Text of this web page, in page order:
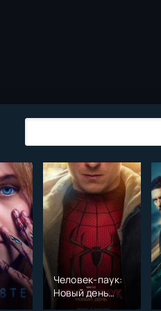
Человек-паук:
Новый день
(2026)